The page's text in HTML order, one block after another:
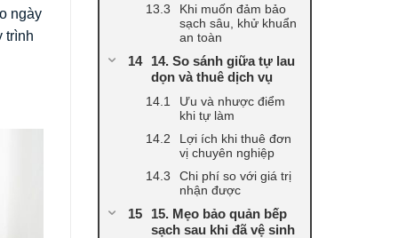
ngày
trình
Khi muốn đảm bảo
sạch sâu, khử khuẩn
an toàn
14. So sánh giữa tự lau
dọn và thuê dịch vụ
Ưu và nhược điểm
khi tự làm
Lợi ích khi thuê đơn
vị chuyên nghiệp
Chi phí so với giá trị
nhận được
15. Mẹo bảo quản bếp
sạch sau khi đã vệ sinh